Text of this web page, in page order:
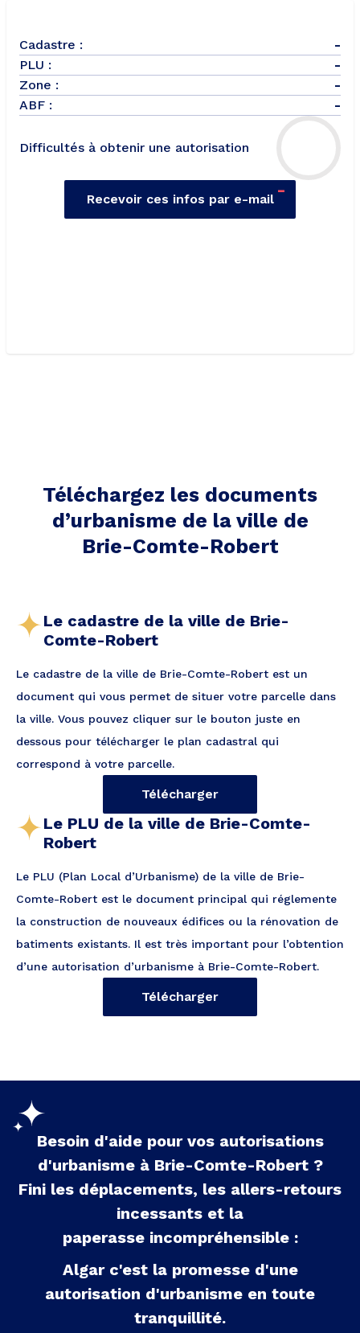
Cadastre :
-
PLU :
-
Zone :
-
ABF :
-
Difficultés à obtenir une autorisation
-
Recevoir ces infos par e-mail
Téléchargez les documents
d’urbanisme de la ville de
Brie-Comte-Robert
Le cadastre de la ville de Brie-
Comte-Robert
Le cadastre de la ville de Brie-Comte-Robert est un
document qui vous permet de situer votre parcelle dans
la ville. Vous pouvez cliquer sur le bouton juste en
dessous pour télécharger le plan cadastral qui
correspond à votre parcelle.
Télécharger
Le PLU de la ville de Brie-Comte-
Robert
Le PLU (Plan Local d’Urbanisme) de la ville de Brie-
Comte-Robert est le document principal qui réglemente
la construction de nouveaux édifices ou la rénovation de
batiments existants. Il est très important pour l’obtention
d’une autorisation d’urbanisme à Brie-Comte-Robert.
Télécharger
Besoin d'aide pour vos autorisations
d'urbanisme à Brie-Comte-Robert?
Fini les déplacements, les allers-retours
incessants et la
paperasse incompréhensible :
Algar c'est la promesse d'une
autorisation d'urbanisme en toute
tranquillité.